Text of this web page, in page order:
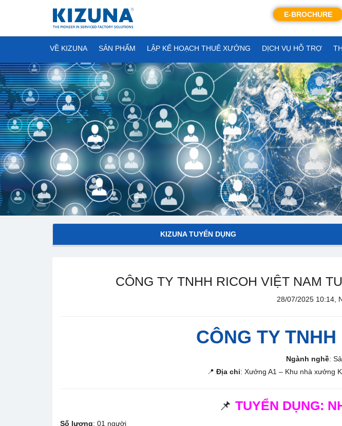
E-BROCHURE
VỀ KIZUNA SẢN PHẨM LẬP KẾ HOẠCH THUÊ XƯỞNG DỊCH VỤ HỖ TRỢ
KIZUNA TUYỂN DỤNG
CÔNG TY TNHH RICOH VIỆT NAM
28/07/2025 10:14,
CÔNG TY
Ngành nghề:
📍 Địa chỉ: Xưởng A1 – Khu nhà xưởng
📌 TUYỂN DỤNG:
Số lượng: 01 người